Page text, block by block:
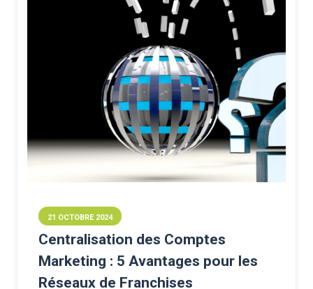
21 OCTOBRE 2024
Centralisation des Comptes
Marketing : 5 Avantages pour les
Réseaux de Franchises